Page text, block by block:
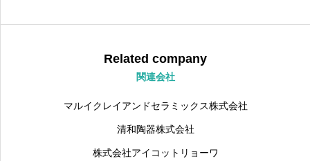
Related company
関連会社
マルイクレイアンドセラミックス株式会社
清和陶器株式会社
株式会社アイコットリョーワ